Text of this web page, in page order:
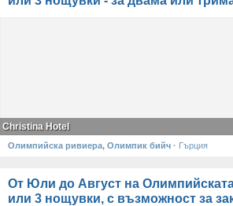
Christina Hotel
Олимпийска ривиера, Олимпик бийч · Гърция
От Юли до Август на
или 3 нощувки, с възможност за